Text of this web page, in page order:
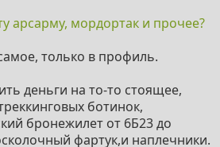
арсарму, мордортак и прочее?
только в профиль.
деньги на то-то стоящее,
ботинок,
бронежилет от 6Б23 до
фартук,и наплечники.